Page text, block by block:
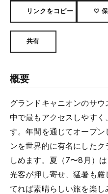
リンクをコピー ♡
共有
概要
グランドキャニオンのサ
中で最もアクセスしやす
す。年間を通じてオープ
ンを世界的に有名にした
しめます。夏（7〜8月）
光客が押し寄せ、猛暑も
てれば素晴らしい旅を楽